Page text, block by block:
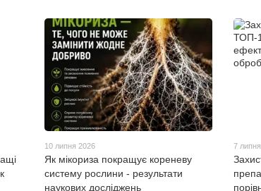
10 липня 2026
Як мікориза покращує кореневу
систему рослини - результати
наукових досліджень
7